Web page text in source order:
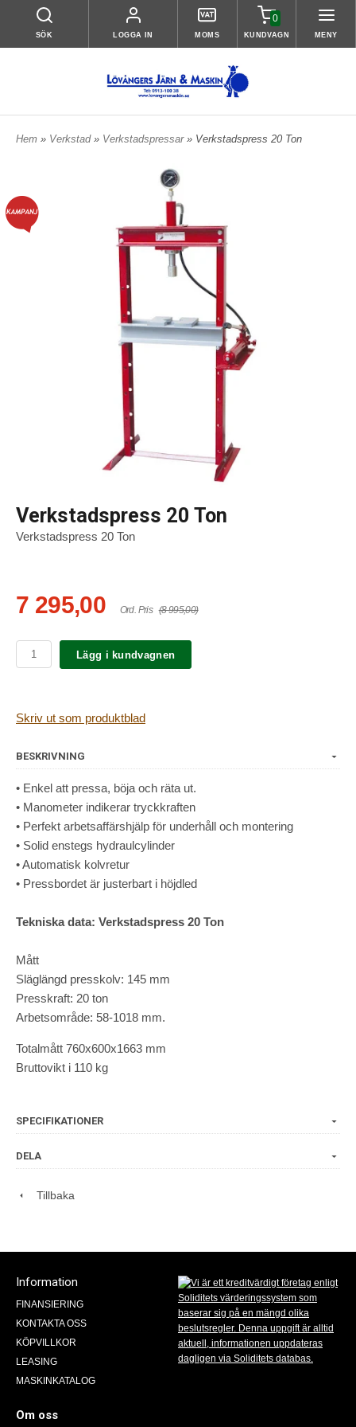
SÖK LOGGA IN MOMS
0
KUNDVAGN MENY
Hem » Verkstad » Verkstadspressar » Verkstadspress 20 Ton
Verkstadspress 20 Ton
Verkstadspress 20 Ton
7 295,00 Ord. Pris (8 995,00)
Lägg i kundvagnen
Skriv ut som produktblad
BESKRIVNING
• Enkel att pressa, böja och räta ut.
• Manometer indikerar tryckkraften
• Perfekt arbetsaffärshjälp för underhåll och montering
• Solid enstegs hydraulcylinder
• Automatisk kolvretur
• Pressbordet är justerbart i höjdled
Tekniska data: Verkstadspress 20 Ton
Mått
Släglängd presskolv: 145 mm
Presskraft: 20 ton
Arbetsområde: 58-1018 mm.
Totalmått 760x600x1663 mm
Bruttovikt i 110 kg
SPECIFIKATIONER
DELA
Tillbaka
Information
FINANSIERING
KONTAKTA OSS
KÖPVILLKOR
LEASING
MASKINKATALOG
Om oss